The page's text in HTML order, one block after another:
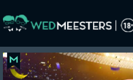
to
content